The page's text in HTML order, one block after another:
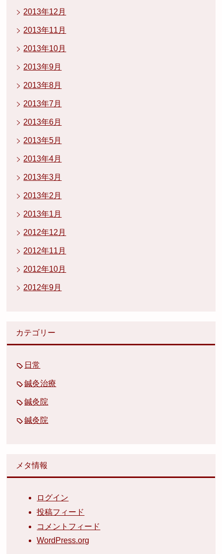
2013年12月
2013年11月
2013年10月
2013年9月
2013年8月
2013年7月
2013年6月
2013年5月
2013年4月
2013年3月
2013年2月
2013年1月
2012年12月
2012年11月
2012年10月
2012年9月
カテゴリー
日常
鍼灸治療
鍼灸院
鍼灸院
メタ情報
ログイン
投稿フィード
コメントフィード
WordPress.org